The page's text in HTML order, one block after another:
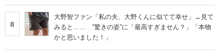
8
大野智ファン「私の夫、大野くんに似てて幸せ」→見て
みると…… ‟驚きの姿”に「最高すぎません？」「本物
かと思いました！」